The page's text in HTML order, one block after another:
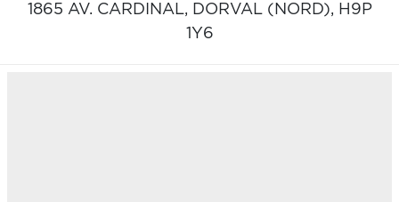
1865 AV. CARDINAL, DORVAL (NORD), H9P
1Y6